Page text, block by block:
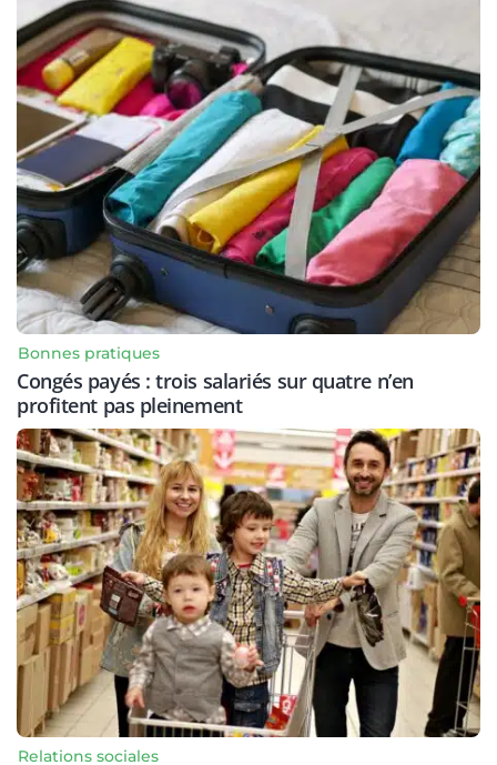
Bonnes pratiques
Congés payés : trois salariés sur quatre n’en
profitent pas pleinement
Relations sociales